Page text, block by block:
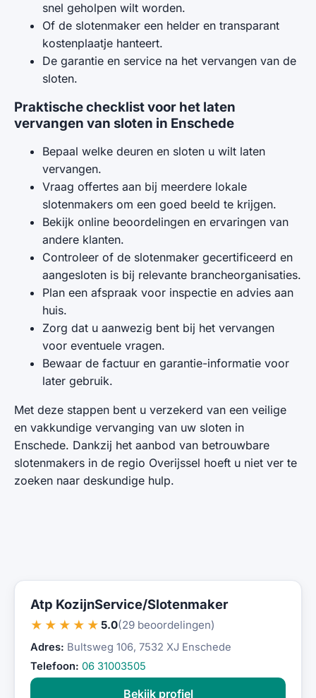
snel geholpen wilt worden.
Of de slotenmaker een helder en transparant
kostenplaatje hanteert.
De garantie en service na het vervangen van de
sloten.
Praktische checklist voor het laten
vervangen van sloten in Enschede
Bepaal welke deuren en sloten u wilt laten
vervangen.
Vraag offertes aan bij meerdere lokale
slotenmakers om een goed beeld te krijgen.
Bekijk online beoordelingen en ervaringen van
andere klanten.
Controleer of de slotenmaker gecertificeerd en
aangesloten is bij relevante brancheorganisaties.
Plan een afspraak voor inspectie en advies aan
huis.
Zorg dat u aanwezig bent bij het vervangen
voor eventuele vragen.
Bewaar de factuur en garantie-informatie voor
later gebruik.
Met deze stappen bent u verzekerd van een veilige
en vakkundige vervanging van uw sloten in
Enschede. Dankzij het aanbod van betrouwbare
slotenmakers in de regio Overijssel hoeft u niet ver te
zoeken naar deskundige hulp.
Atp KozijnService/Slotenmaker
★★★★★ 5.0(29 beoordelingen)
Adres: Bultsweg 106, 7532 XJ Enschede
Telefoon: 06 31003505
Bekijk profiel